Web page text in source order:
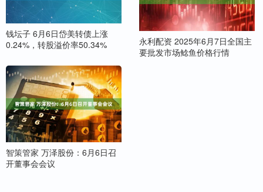
钱坛子 6月6日岱美转债上涨
0.24%，转股溢价率50.34%
永利配资 2025年6月7日全国主
要批发市场鲶鱼价格行情
智策管家 万泽股份：6月6日召
开董事会会议